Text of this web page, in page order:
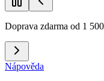
Doprava zdarma od 1
Nápověda